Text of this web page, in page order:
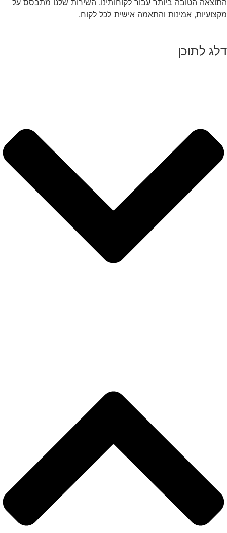
התוצאה הטובה ביותר עבור לקוחותינו. השירות שלנו מתבסס על
מקצועיות, אמינות והתאמה אישית לכל לקוח.
דלג לתוכן